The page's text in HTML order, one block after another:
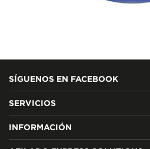
SÍGUENOS EN FACEBOOK
SERVICIOS
INFORMACIÓN